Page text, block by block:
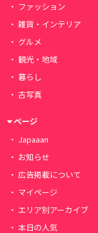
ファッション
雑貨・インテリア
グルメ
観光・地域
暮らし
古写真
ページ
Japaaan
お知らせ
広告掲載について
マイページ
エリア別アーカイブ
本日の人気